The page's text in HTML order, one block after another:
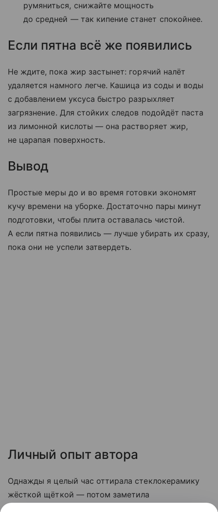
румяниться, снижайте мощность
до средней — так кипение станет спокойнее.
Если пятна всё же появились
Не ждите, пока жир застынет: горячий налёт
удаляется намного легче. Кашица из соды и воды
с добавлением уксуса быстро разрыхляет
загрязнение. Для стойких следов подойдёт паста
из лимонной кислоты — она растворяет жир,
не царапая поверхность.
Вывод
Простые меры до и во время готовки экономят
кучу времени на уборке. Достаточно пары минут
подготовки, чтобы плита оставалась чистой.
А если пятна появились — лучше убирать их сразу,
пока они не успели затвердеть.
Личный опыт автора
Однажды я целый час оттирала стеклокерамику
жёсткой щёткой — потом заметила